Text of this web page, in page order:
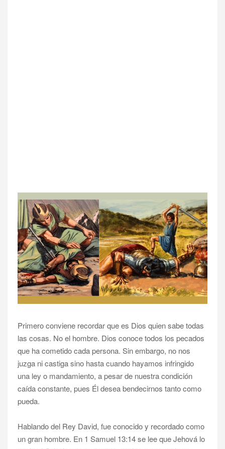
Primero conviene recordar que es Dios quien sabe todas
las cosas. No el hombre. Dios conoce todos los pecados
que ha cometido cada persona. Sin embargo, no nos
juzga ni castiga sino hasta cuando hayamos infringido
una ley o mandamiento, a pesar de nuestra condición
caída constante, pues Él desea bendecirnos tanto como
pueda.
Hablando del Rey David, fue conocido y recordado como
un gran hombre. En 1 Samuel 13:14 se lee que Jehová lo